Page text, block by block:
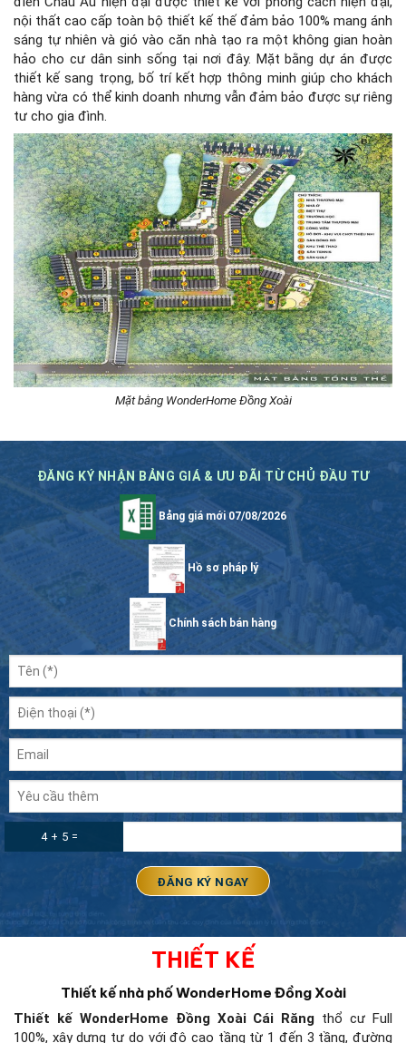
nội thất cao cấp toàn bộ thiết kế thế đảm bảo 100% mang ánh
sáng tự nhiên và gió vào căn nhà tạo ra một không gian hoàn
hảo cho cư dân sinh sống tại nơi đây. Mặt bằng dự án được
thiết kế sang trọng, bố trí kết hợp thông minh giúp cho khách
hàng vừa có thể kinh doanh nhưng vẫn đảm bảo được sự riêng
tư cho gia đình.
Mặt bằng WonderHome Đồng Xoài
ĐĂNG KÝ NHẬN BẢNG GIÁ & ƯU ĐÃI TỪ CHỦ ĐẦU TƯ
Bảng giá mới 07/08/2026
Hồ sơ pháp lý
Chính sách bán hàng
4 + 5 =
THIẾT KẾ
Thiết kế nhà phố WonderHome Đồng Xoài
Thiết kế WonderHome Đồng Xoài Cái Răng thổ cư Full
100%, xây dựng tự do với độ cao tầng từ 1 đến 3 tầng, đường